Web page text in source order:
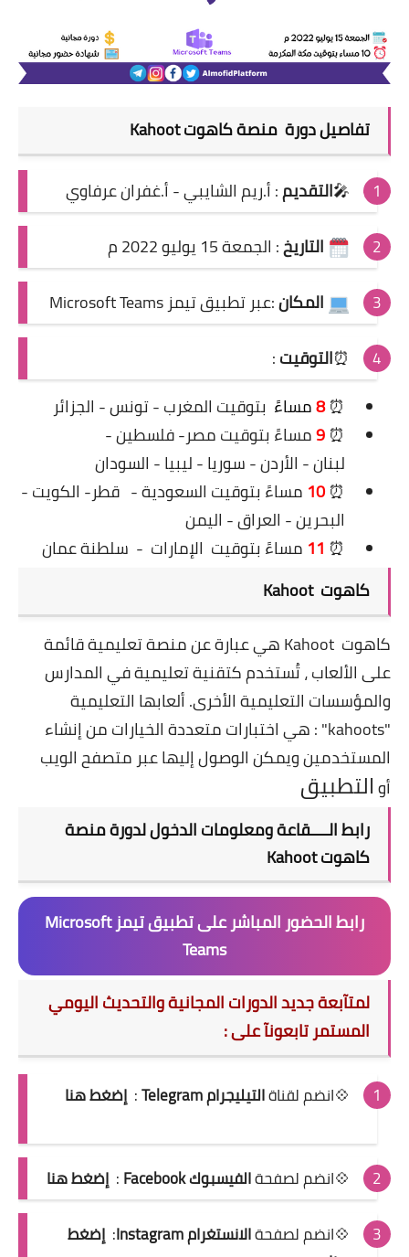
تفاصيلدورة منصة كاهوت Kahoot
🎤التقديم:أ.ريم الشايبي -أ.غفران عرفاوي
التاريخ: الجمعة 15 يوليو 2022 م
المكان:عبر تطبيق تيمز Microsoft Teams
⏰التوقيت:
⏰
8مساءً بتوقيت المغرب - تونس - الجزائر
⏰
9مساءً بتوقيت مصر- فلسطين -
لبنان - الأردن - سوريا - ليبيا - السودان
⏰
10 مساءً بتوقيت السعودية - قطر- الكويت -
البحرين - العراق - اليمن
⏰
11 مساءً بتوقيت الإمارات - سلطنة عمان
كاهوت Kahoot
كاهوت Kahoot هي عبارة عن منصة تعليمية قائمة
على الألعاب ، تُستخدم كتقنية تعليمية في المدارس
والمؤسسات التعليمية الأخرى. ألعابها التعليمية
"kahoots" : هي اختبارات متعددة الخيارات من إنشاء
المستخدمين ويمكن الوصول إليها عبر متصفح الويب
أوالتطبيق
رابط الــــقاعة ومعلومات الدخول لدورة منصة
كاهوت Kahoot
رابط الحضور المباشر على تطبيق تيمز Microsoft
Teams
لمتآبعة جديد الدورات المجانية والتحديث اليومي
المستمر تابعونآ على :
💠انضم لقناةالتيليجرام Telegram : إضغط هنا
💠انضم لصفحةالفيسبوك Facebook : إضغط هنا
💠انضم لصفحةالانستغرام Instagram : إضغط